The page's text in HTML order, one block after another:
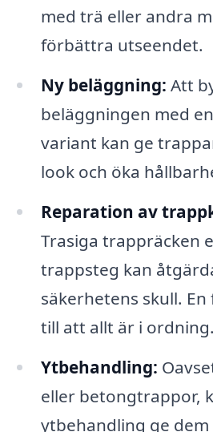
med trä eller andra
förbättra utseendet.
Ny beläggning: Att
beläggningen med
variant kan ge
look och öka
Reparation av
Trasiga trappräcken
trappsteg kan
säkerhetens skull. En
till att allt är i ordning.
Ytbehandling:
eller betongtrappor,
ytbehandling ge